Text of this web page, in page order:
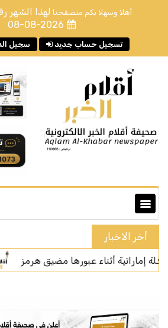
أهلا وسهلا بكم متصفحنا لهذا الشهر
08-08-2026
سجيل تسجيل حساب جديد
أخر الاخبار
أثناء عبورها مضيق هرمز